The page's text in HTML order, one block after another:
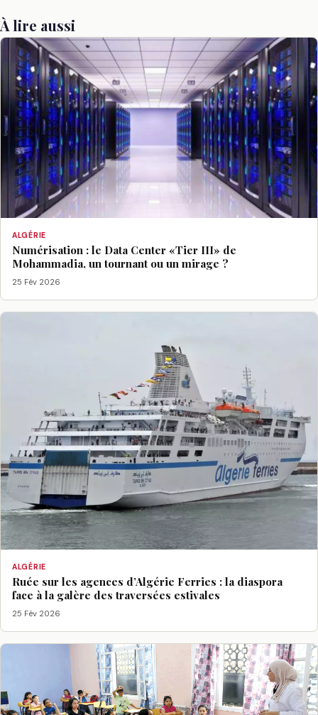
À lire aussi
ALGÉRIE
Numérisation : le Data Center «Tier III» de
Mohammadia, un tournant ou un mirage ?
25 Fév 2026
ALGÉRIE
Ruée sur les agences d’Algérie Ferries : la diaspora
face à la galère des traversées estivales
25 Fév 2026